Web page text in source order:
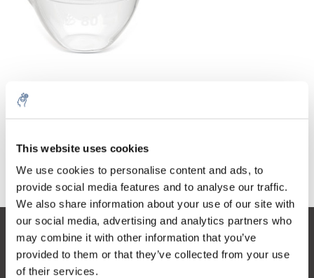
This website uses cookies
We use cookies to personalise content and ads, to
provide social media features and to analyse our traffic.
We also share information about your use of our site with
our social media, advertising and analytics partners who
may combine it with other information that you’ve
provided to them or that they’ve collected from your use
of their services.
Piatti evaporanti a fondo
piatto
Servizio di assistenza
Il mio account